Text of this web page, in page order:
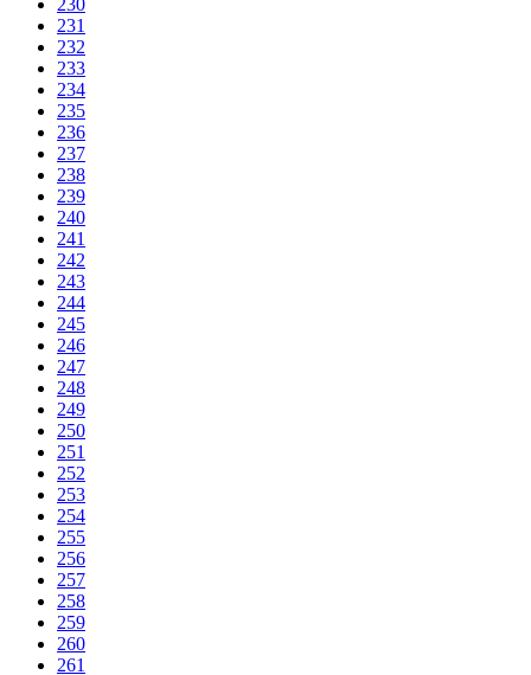
231
232
233
234
235
236
237
238
239
240
241
242
243
244
245
246
247
248
249
250
251
252
253
254
255
256
257
258
259
260
261